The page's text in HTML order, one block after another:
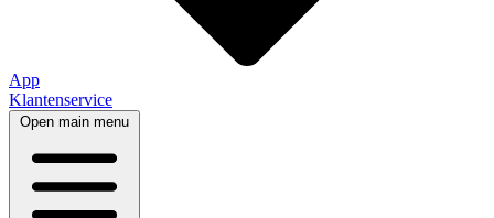
App
Klantenservice
Open main menu